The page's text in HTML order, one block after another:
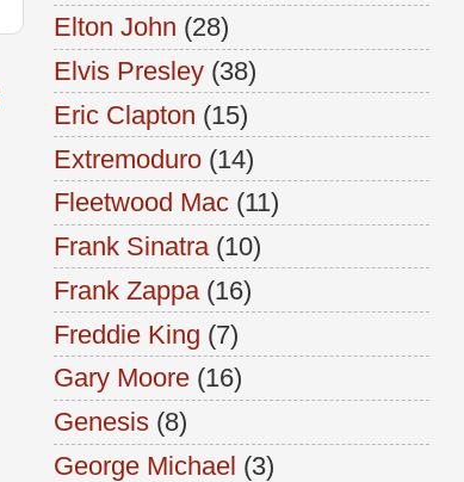
Elton John (28)
Elvis Presley (38)
Eric Clapton (15)
Extremoduro (14)
Fleetwood Mac (11)
Frank Sinatra (10)
Frank Zappa (16)
Freddie King (7)
Gary Moore (16)
Genesis (8)
George Michael (3)